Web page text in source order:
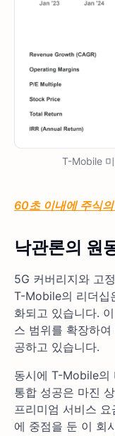
T-Mobile
60초 이내에 주식
낙관론의 원
5G 커버리지와 고
T-Mobile의 리더십
화되고 있습니다.
스 범위를 확장하
공하고 있습니다.
동시에 T-Mobile의
통합 성공은 마진
프리미엄 서비스
에 중점을 둔 이 회